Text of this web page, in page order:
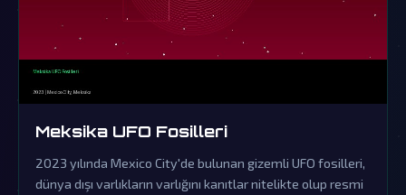
Meksika UFO Fosilleri
2023 yılında Mexico City'de bulunan gizemli UFO fosilleri,
dünya dışı varlıkların varlığını kanıtlar nitelikte olup resmi